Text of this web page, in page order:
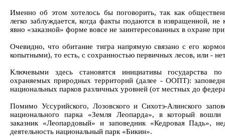
Именно об этом хотелось бы поговорить, так как
легко заблуждается, когда факты подаются в извращенной, не
явно «заказной» форме вовсе не заинтересованных в охране
Очевидно, что обитание тигра напрямую связано с его
копытными), то есть, с сохранностью первичных лесов, или -
Ключевыми здесь становятся инициативы государства
охраняемых природных территорий (далее - ООПТ):
национальных парков различных уровней (от местных до
Помимо Уссурийского, Лозовского и Сихотэ-Алинского
национального парка «Земля Леопарда», в который вошли
заказник «Леопардовый» и заповедник «Кедровая Падь»,
деятельность национальный парк «Бикин».